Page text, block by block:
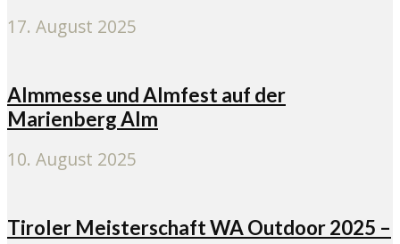
17. August 2025
Almmesse und Almfest auf der
Marienberg Alm
10. August 2025
Tiroler Meisterschaft WA Outdoor 2025 –